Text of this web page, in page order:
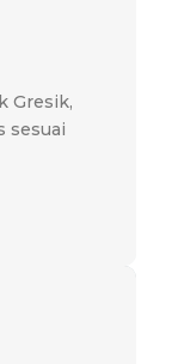
Gresik,
sesuai